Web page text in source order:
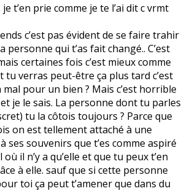
t’en prie comme je te l’ai dit c vrmt
c’est pas évident de se faire trahir
qui t’as fait changé.. C’est
certaines fois c’est mieux comme
tu verras peut-être ça plus tard c’est
pour un bien ? Mais c’est horrible
je le sais. La personne dont tu parles
tu la côtois toujours ? Parce que
on est tellement attaché à une
ses souvenirs que t’es comme aspiré
il n’y a qu’elle et que tu peux t’en
à elle. sauf que si cette personne
toi ça peut t’amener que dans du